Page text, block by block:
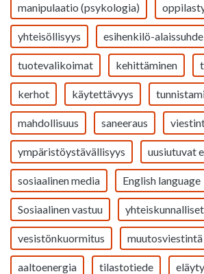
manipulaatio (psykologia)
yhteisöllisyys esihenkilö-alaissuhde
tuotevalikoimat kehittäminen
kerhot käytettävyys
mahdollisuus saneeraus
ympäristöystävällisyys uusiutuvat
sosiaalinen media English language
Sosiaalinen vastuu
vesistönkuormitus muutosviestintä
aaltoenergia tilastotiede